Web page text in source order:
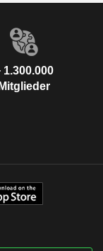
1.300.000
Mitglieder